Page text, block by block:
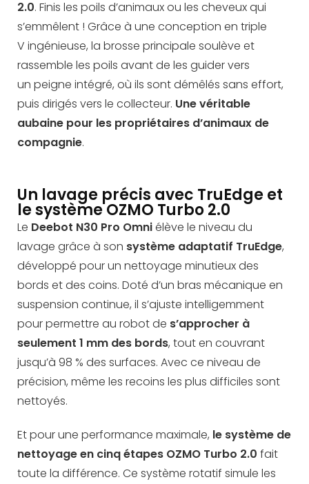
2.0. Finis les poils d’animaux ou les cheveux qui
s’emmêlent ! Grâce à une conception en triple
V ingénieuse, la brosse principale soulève et
rassemble les poils avant de les guider vers
un peigne intégré, où ils sont démêlés sans effort,
puis dirigés vers le collecteur. Une véritable
aubaine pour les propriétaires d’animaux de
compagnie.
Un lavage précis avec TruEdge et
le système OZMO Turbo 2.0
Le Deebot N30 Pro Omniélève le niveau du
lavage grâce à son système adaptatif TruEdge,
développé pour un nettoyage minutieux des
bords et des coins. Doté d’un bras mécanique en
suspension continue, il s’ajuste intelligemment
pour permettre au robot de s’approcher à
seulement 1 mm des bords, tout en couvrant
jusqu’à 98 % des surfaces. Avec ce niveau de
précision, même les recoins les plus difficiles sont
nettoyés.
Et pour une performance maximale, le système de
nettoyage en cinq étapes OZMO Turbo 2.0 fait
toute la différence. Ce système rotatif simule les